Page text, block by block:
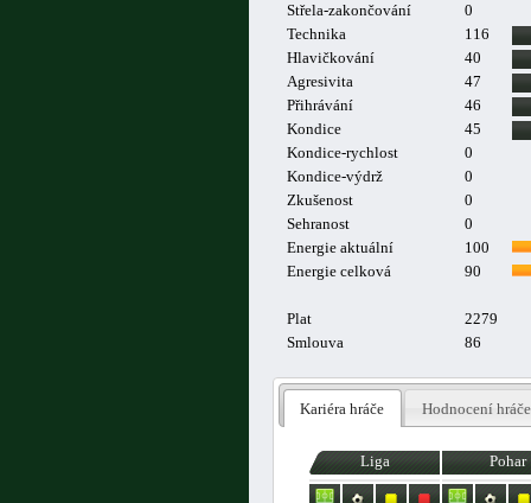
Střela-zakončování
0
Technika
116
Hlavičkování
40
Agresivita
47
Přihrávání
46
Kondice
45
Kondice-rychlost
0
Kondice-výdrž
0
Zkušenost
0
Sehranost
0
Energie aktuální
100
Energie celková
90
Plat
2279
Smlouva
86
Kariéra hráče Hodnocení hráče
Liga Pohar